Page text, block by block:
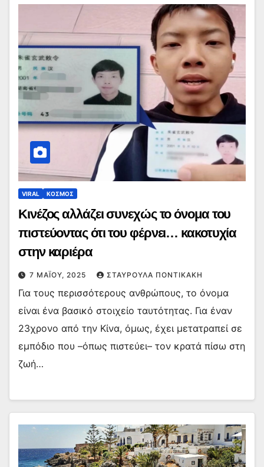
VIRAL ΚΟΣΜΟΣ
Κινέζος αλλάζει συνεχώς το όνομα του
πιστεύοντας ότι του φέρνει… κακοτυχία
στην καριέρα
7 ΜΑΪ́ΟΥ, 2025 ΣΤΑΥΡΟΎΛΑ ΠΟΝΤΙΚΆΚΗ
Για τους περισσότερους ανθρώπους, το όνομα
είναι ένα βασικό στοιχείο ταυτότητας. Για έναν
23χρονο από την Κίνα, όμως, έχει μετατραπεί σε
εμπόδιο που –όπως πιστεύει– τον κρατά πίσω στη
ζωή…